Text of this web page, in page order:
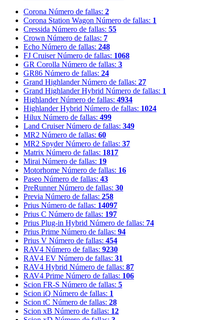
Corona Número de fallas: 2
Corona Station Wagon Número de fallas: 1
Cressida Número de fallas: 55
Crown Número de fallas: 7
Echo Número de fallas: 248
FJ Cruiser Número de fallas: 1068
GR Corolla Número de fallas: 3
GR86 Número de fallas: 24
Grand Highlander Número de fallas: 27
Grand Highlander Hybrid Número de fallas: 1
Highlander Número de fallas: 4934
Highlander Hybrid Número de fallas: 1024
Hilux Número de fallas: 499
Land Cruiser Número de fallas: 349
MR2 Número de fallas: 60
MR2 Spyder Número de fallas: 37
Matrix Número de fallas: 1817
Mirai Número de fallas: 19
Motorhome Número de fallas: 16
Paseo Número de fallas: 43
PreRunner Número de fallas: 30
Previa Número de fallas: 258
Prius Número de fallas: 14097
Prius C Número de fallas: 197
Prius Plug-in Hybrid Número de fallas: 74
Prius Prime Número de fallas: 94
Prius V Número de fallas: 454
RAV4 Número de fallas: 9230
RAV4 EV Número de fallas: 31
RAV4 Hybrid Número de fallas: 87
RAV4 Prime Número de fallas: 106
Scion FR-S Número de fallas: 5
Scion iQ Número de fallas: 1
Scion tC Número de fallas: 28
Scion xB Número de fallas: 12